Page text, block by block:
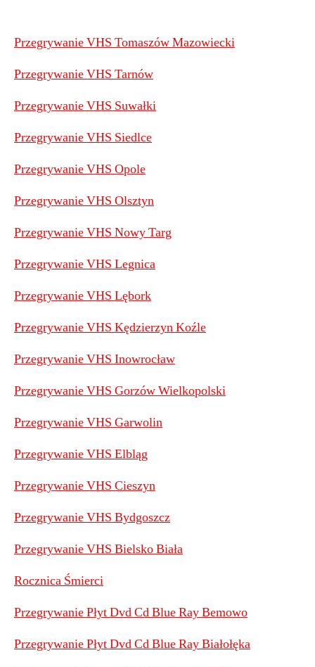
Przegrywanie VHS Tomaszów Mazowiecki
Przegrywanie VHS Tarnów
Przegrywanie VHS Suwałki
Przegrywanie VHS Siedlce
Przegrywanie VHS Opole
Przegrywanie VHS Olsztyn
Przegrywanie VHS Nowy Targ
Przegrywanie VHS Legnica
Przegrywanie VHS Lębork
Przegrywanie VHS Kędzierzyn Koźle
Przegrywanie VHS Inowrocław
Przegrywanie VHS Gorzów Wielkopolski
Przegrywanie VHS Garwolin
Przegrywanie VHS Elbląg
Przegrywanie VHS Cieszyn
Przegrywanie VHS Bydgoszcz
Przegrywanie VHS Bielsko Biała
Rocznica Śmierci
Przegrywanie Płyt Dvd Cd Blue Ray Bemowo
Przegrywanie Płyt Dvd Cd Blue Ray Białołęka